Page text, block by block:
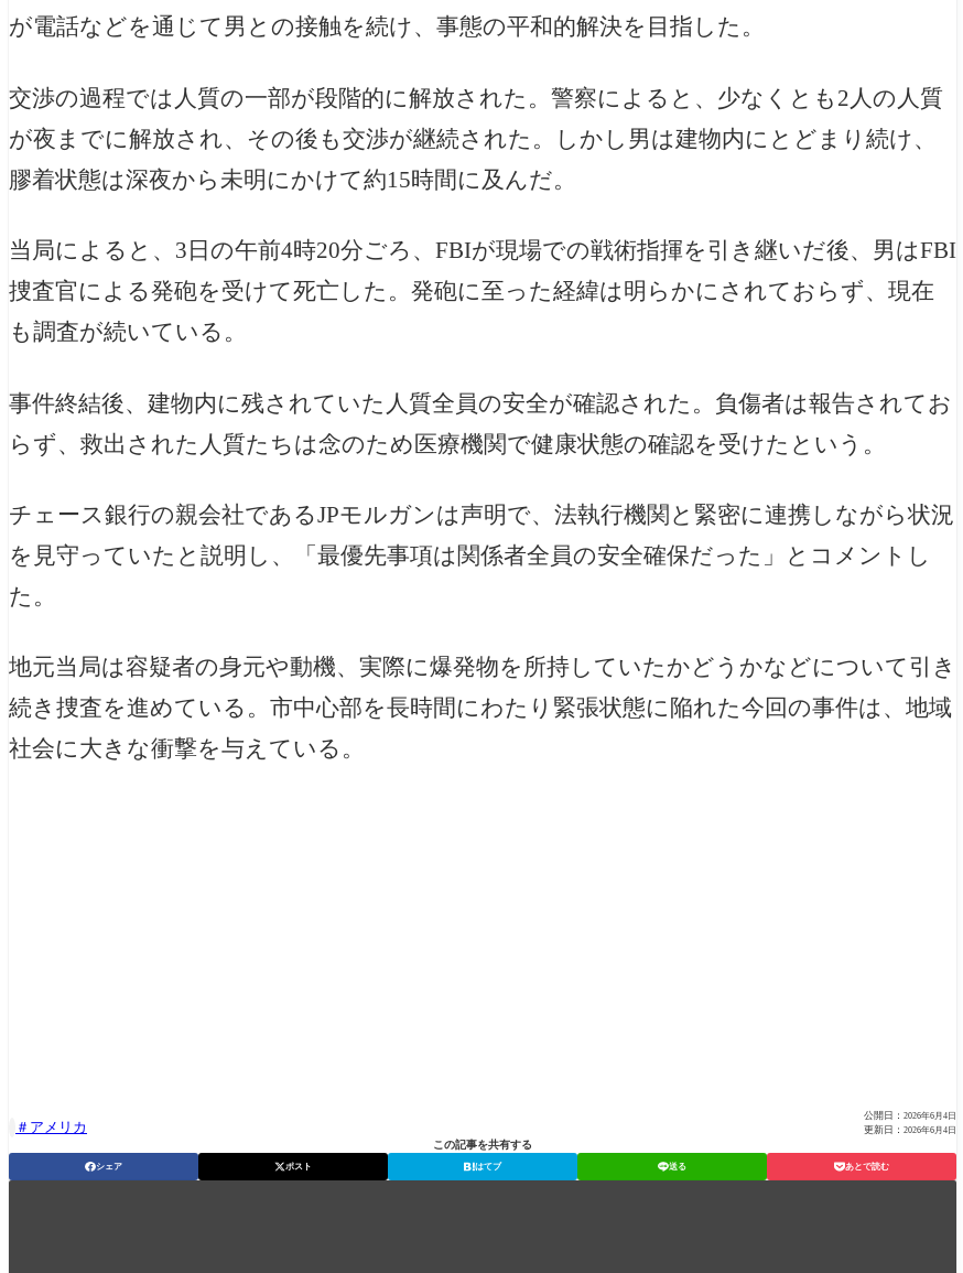
が電話などを通じて男との接触を続け、事態の平和的解決を目指した。
交渉の過程では人質の一部が段階的に解放された。警察によると、少なくとも2人の人質
が夜までに解放され、その後も交渉が継続された。しかし男は建物内にとどまり続け、
膠着状態は深夜から未明にかけて約15時間に及んだ。
当局によると、3日の午前4時20分ごろ、FBIが現場での戦術指揮を引き継いだ後、男はFBI
捜査官による発砲を受けて死亡した。発砲に至った経緯は明らかにされておらず、現在
も調査が続いている。
事件終結後、建物内に残されていた人質全員の安全が確認された。負傷者は報告されてお
らず、救出された人質たちは念のため医療機関で健康状態の確認を受けたという。
チェース銀行の親会社であるJPモルガンは声明で、法執行機関と緊密に連携しながら状況
を見守っていたと説明し、「最優先事項は関係者全員の安全確保だった」とコメントし
た。
地元当局は容疑者の身元や動機、実際に爆発物を所持していたかどうかなどについて引き
続き捜査を進めている。市中心部を長時間にわたり緊張状態に陥れた今回の事件は、地域
社会に大きな衝撃を与えている。
アメリカ
公開日： 2026年6月4日
更新日： 2026年6月4日
この記事を共有する
シェア ポスト はてブ 送る あとで読む